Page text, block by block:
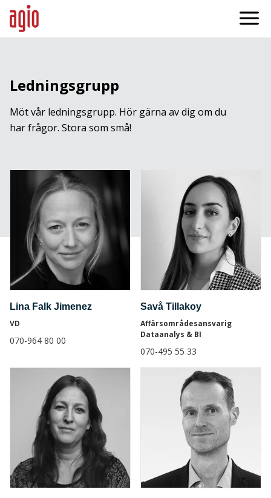
Ledningsgrupp
Möt vår ledningsgrupp. Hör gärna av dig om du
har frågor. Stora som små!
Lina Falk Jimenez
VD
070-964 80 00
Savå Tillakoy
Affärsområdesansvarig
Dataanalys & BI
070-495 55 33